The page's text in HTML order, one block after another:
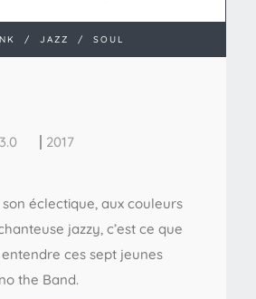
/ JAZZ / SOUL
2017
éclectique, aux couleurs
jazzy, c’est ce que
ces sept jeunes
the Band.